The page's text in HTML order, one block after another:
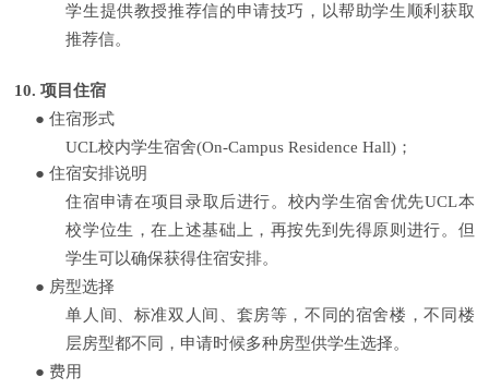
学生提供教授推荐信的申请技巧，以帮助学生顺利获取
推荐信。
10.项目住宿
● 住宿形式
UCL校内学生宿舍(On-Campus Residence Hall) ；
● 住宿安排说明
住宿申请在项目录取后进行。校内学生宿舍优先UCL本
校学位生，在上述基础上，再按先到先得原则进行。但
学生可以确保获得住宿安排。
● 房型选择
单人间、标准双人间、套房等，不同的宿舍楼，不同楼
层房型都不同，申请时候多种房型供学生选择。
● 费用